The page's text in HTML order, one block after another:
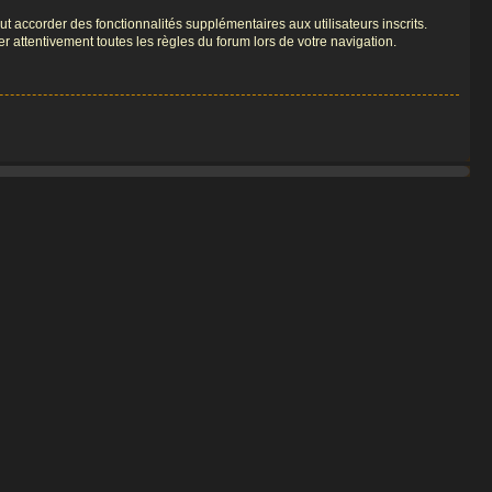
accorder des fonctionnalités supplémentaires aux utilisateurs inscrits.
attentivement toutes les règles du forum lors de votre navigation.